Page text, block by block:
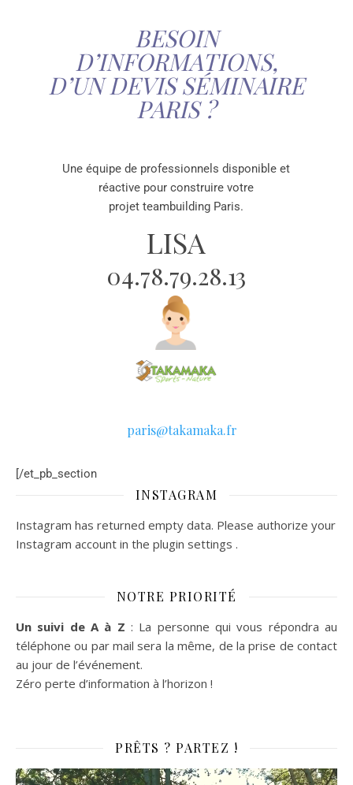
BESOIN
D’INFORMATIONS,
D’UN DEVIS SÉMINAIRE
PARIS ?
Une équipe de professionnels disponible et
réactive pour construire votre
projet teambuilding Paris.
LISA
04.78.79.28.13
paris@takamaka.fr
[/et_pb_section
INSTAGRAM
Instagram has returned empty data. Please authorize your
Instagram account in the plugin settings .
NOTRE PRIORITÉ
Un suivi de A à Z : La personne qui vous répondra au
téléphone ou par mail sera la même, de la prise de contact
au jour de l’événement.
Zéro perte d’information à l’horizon !
PRÊTS ? PARTEZ !
Lecteur